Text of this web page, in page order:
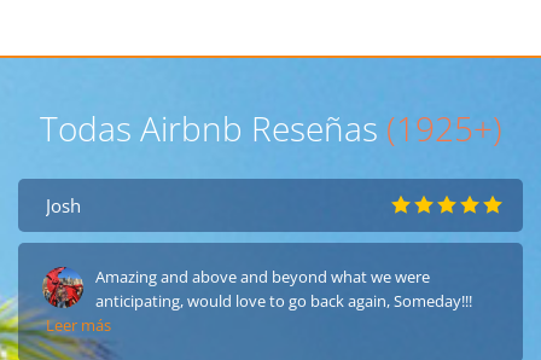
Todas Airbnb Reseñas (1925+)
Josh
Amazing and above and beyond what we were
anticipating, would love to go back again, Someday!!!
Leer más